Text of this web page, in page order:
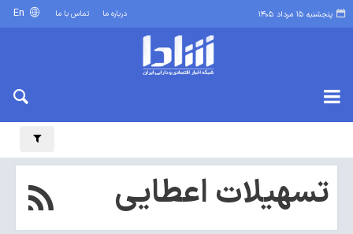
پنجشنبه ۱۵ مرداد ۱۴۰۵ درباره ما تماس با ما
تسهیلات اعطایی